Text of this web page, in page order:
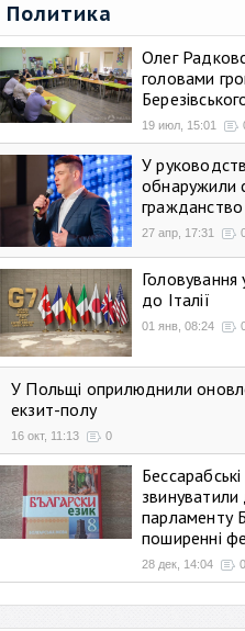
Политика
Олег
головами
19 июл, 15:01
У
обнаружили
27 апр, 17:31
до Італії
01 янв, 08:24
У Польщі оприлюднили
екзит-полу
16 окт, 11:13 0
парламенту
поширенні
28 дек, 14:04 0